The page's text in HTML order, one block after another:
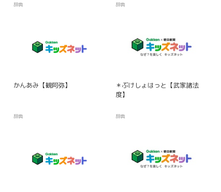
辞典 辞典
かんあみ【観阿弥】
辞典
＊ぶけしょはっと【武家諸法
度】
辞典